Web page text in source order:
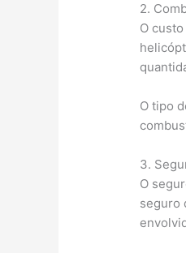
2.
O
O tipo
3.
O
seguro